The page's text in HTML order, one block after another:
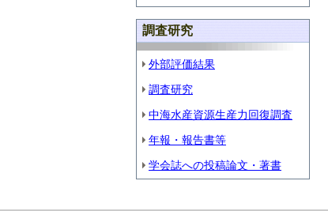
調査研究
外部評価結果
調査研究
中海水産資源生産力回復調査
年報・報告書等
学会誌への投稿論文・著書